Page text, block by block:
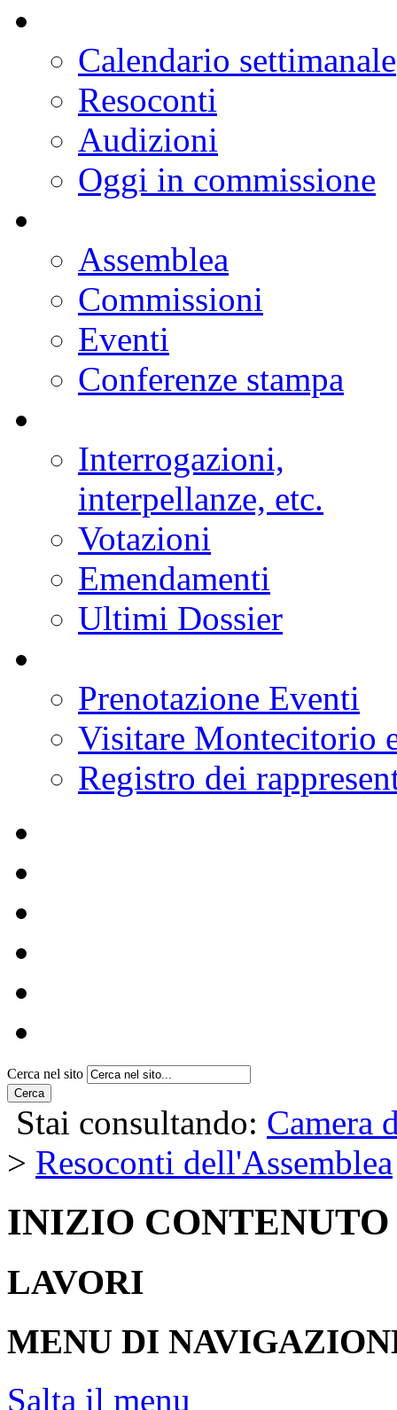
Calendario settimanale
Resoconti
Audizioni
Oggi in commissione
Assemblea
Commissioni
Eventi
Conferenze stampa
Interrogazioni,
interpellanze, etc.
Votazioni
Emendamenti
Ultimi Dossier
Prenotazione Eventi
Visitare Montecitorio
Registro dei
Cerca nel sito
Cerca
Stai consultando: Camera
> Resoconti dell'Assemblea
INIZIO CONTENUTO
LAVORI
MENU DI
Salta il menu